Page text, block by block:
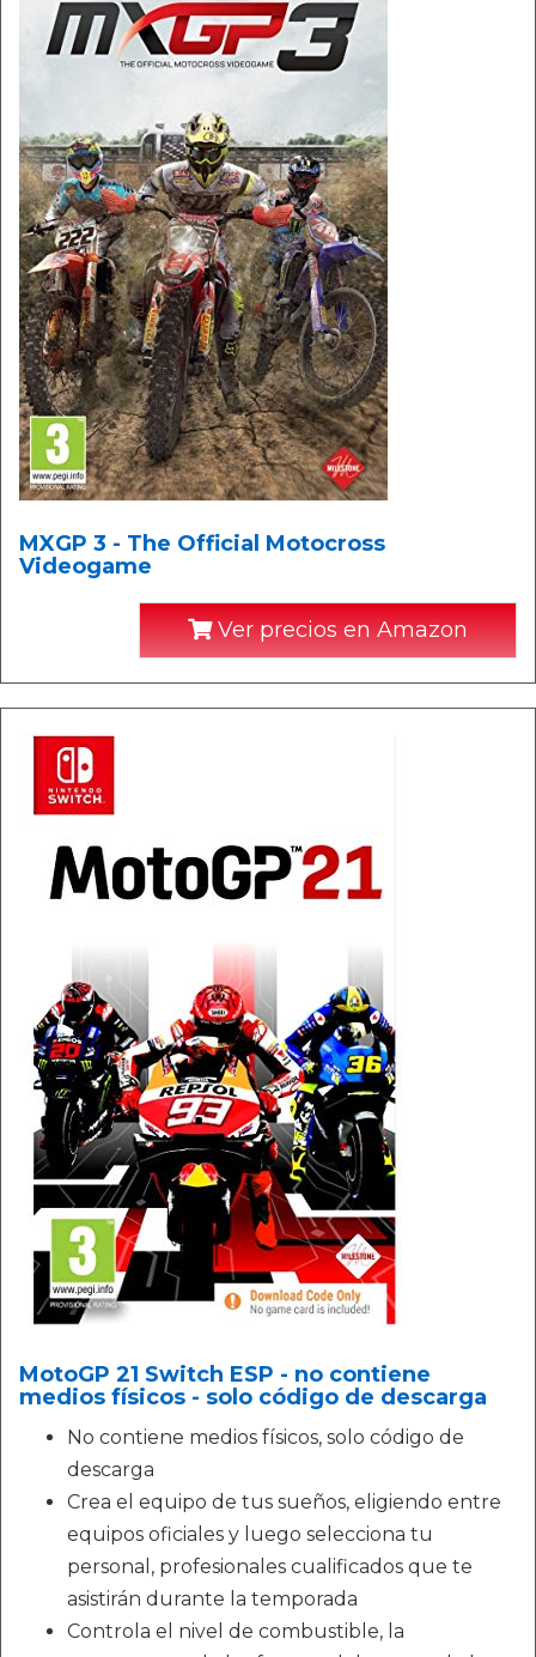
MXGP 3 - The Official Motocross
Videogame
Ver precios en Amazon
MotoGP 21 Switch ESP - no contiene
medios físicos - solo código de descarga
No contiene medios físicos, solo código de
descarga
Crea el equipo de tus sueños, eligiendo entre
equipos oficiales y luego selecciona tu
personal, profesionales cualificados que te
asistirán durante la temporada
Controla el nivel de combustible, la